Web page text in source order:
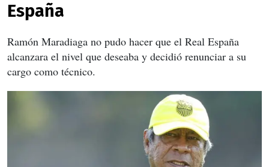
España
Ramón Maradiaga no pudo hacer que el Real España
alcanzara el nivel que deseaba y decidió renunciar a su
cargo como técnico.